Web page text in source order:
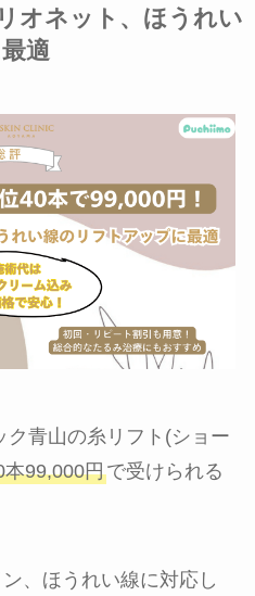
オネット、ほうれい
適
青山の糸リフト(ショー
本99,000円で受けられる
、ほうれい線に対応し